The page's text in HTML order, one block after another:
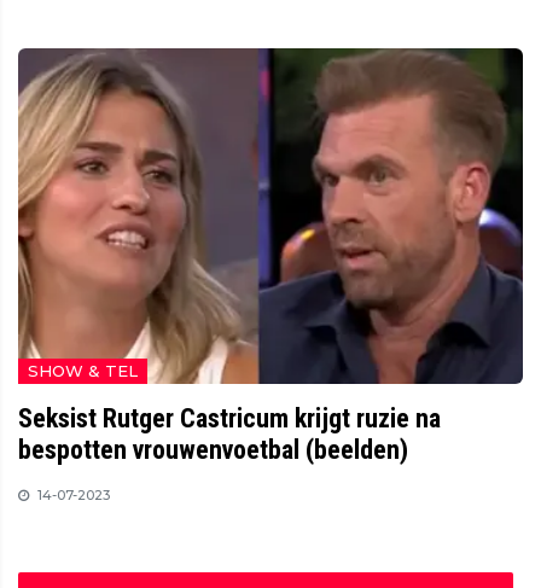
SHOW & TEL
Seksist Rutger Castricum krijgt ruzie na
bespotten vrouwenvoetbal (beelden)
14-07-2023